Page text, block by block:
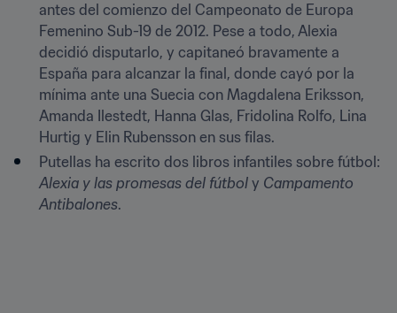
antes del comienzo del Campeonato de Europa
Femenino Sub-19 de 2012. Pese a todo, Alexia
decidió disputarlo, y capitaneó bravamente a
España para alcanzar la final, donde cayó por la
mínima ante una Suecia con Magdalena Eriksson,
Amanda Ilestedt, Hanna Glas, Fridolina Rolfo, Lina
Hurtig y Elin Rubensson en sus filas.
Alexia y las promesas del fútbol y Campamento
Antibalones.